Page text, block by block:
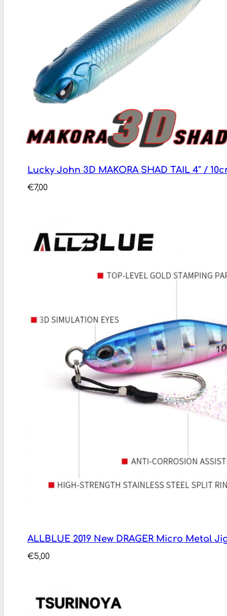
Lucky John 3D MAKORA SHAD TAIL 4″ /
€7,00
ALLBLUE 2019 New DRAGER Micro Metal
€5,00